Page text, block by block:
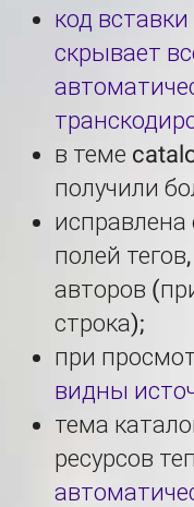
код
скрывает
в теме
получили
полей
авторов
строка);
при
видны
тема
ресурсов